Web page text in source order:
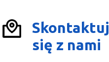
Skontaktuj
się z nami